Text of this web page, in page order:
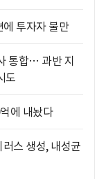
투자자 불만
통합… 과반 지
도
에 내놨다
스 생성, 내성균